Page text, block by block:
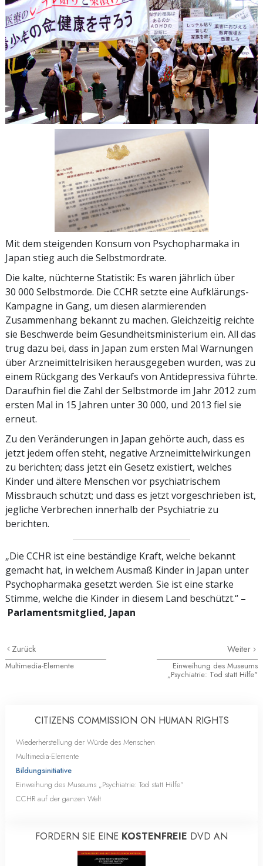
Mit dem steigenden Konsum von Psychopharmaka in
Japan stieg auch die Selbstmordrate.
Die kalte, nüchterne Statistik: Es waren jährlich über
30 000 Selbstmorde. Die CCHR setzte eine Aufklärungs-
Kampagne in Gang, um diesen alarmierenden
Zusammenhang bekannt zu machen. Gleichzeitig reichte
sie Beschwerde beim Gesundheitsministerium ein. All das
trug dazu bei, dass in Japan zum ersten Mal Warnungen
über Arzneimittelrisiken herausgegeben wurden, was zu
einem Rückgang des Verkaufs von Antidepressiva führte.
Daraufhin fiel die Zahl der Selbstmorde im Jahr 2012 zum
ersten Mal in 15 Jahren unter 30 000, und 2013 fiel sie
erneut.
Zu den Veränderungen in Japan gehörte auch, dass es
jetzt jedem offen steht, negative Arzneimittelwirkungen
zu berichten; dass jetzt ein Gesetz existiert, welches
Kinder und ältere Menschen vor psychiatrischem
Missbrauch schützt; und dass es jetzt vorgeschrieben ist,
jegliche Verbrechen innerhalb der Psychiatrie zu
berichten.
„Die CCHR ist eine beständige Kraft, welche bekannt
gemacht hat, in welchem Ausmaß Kinder in Japan unter
Psychopharmaka gesetzt werden. Sie ist eine starke
Stimme, welche die Kinder in diesem Land beschützt.“ –
Parlamentsmitglied, Japan
Zurück
Multimedia-Elemente
Weiter
Einweihung des Museums
„Psychiatrie: Tod statt Hilfe"
CITIZENS COMMISSION ON HUMAN RIGHTS
Wiederherstellung der Würde des Menschen
Multimedia-Elemente
Bildungsinitiative
Einweihung des Museums „Psychiatrie: Tod statt Hilfe"
CCHR auf der ganzen Welt
FORDERN SIE EINE KOSTENFREIE DVD AN